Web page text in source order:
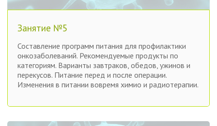
Занятие №5
Составление программ питания для профилактики
онкозаболеваний. Рекомендуемые продукты по
категориям. Варианты завтраков, обедов, ужинов и
перекусов. Питание перед и после операции.
Изменения в питании вовремя химио и радиотерапии.